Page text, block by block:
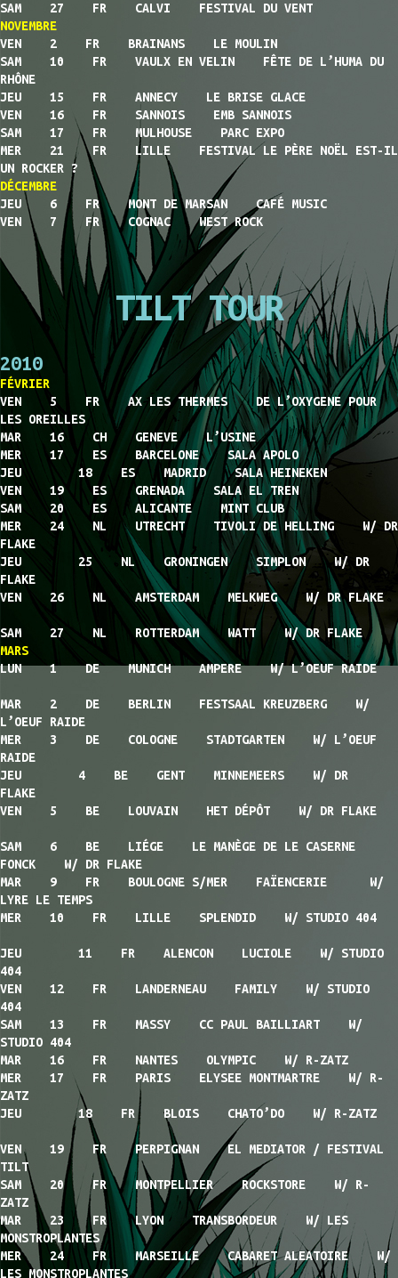
SAM 27 FR CALVI FESTIVAL DU VENT
NOVEMBRE
VEN 2 FR BRAINANS LE MOULIN
SAM 10 FR VAULX EN VELIN FÊTE DE L’HUMA DU
RHÔNE
JEU 15 FR ANNECY LE BRISE GLACE
VEN 16 FR SANNOIS EMB SANNOIS
SAM 17 FR MULHOUSE PARC EXPO
MER 21 FR LILLE FESTIVAL LE PÈRE NOËL EST-IL
UN ROCKER ?
DÉCEMBRE
JEU 6 FR MONT DE MARSAN CAFÉ MUSIC
VEN 7 FR COGNAC WEST ROCK
TILT TOUR
2010
FÉVRIER
VEN 5 FR AX LES THERMES DE L’OXYGENE POUR
LES OREILLES
MAR 16 CH GENEVE L’USINE
MER 17 ES BARCELONE SALA APOLO
JEU 18 ES MADRID SALA HEINEKEN
VEN 19 ES GRENADA SALA EL TREN
SAM 20 ES ALICANTE MINT CLUB
MER 24 NL UTRECHT TIVOLI DE HELLING W/ DR
FLAKE
JEU 25 NL GRONINGEN SIMPLON W/ DR
FLAKE
VEN 26 NL AMSTERDAM MELKWEG W/ DR FLAKE
SAM 27 NL ROTTERDAM WATT W/ DR FLAKE
MARS
LUN 1 DE MUNICH AMPERE W/ L’OEUF RAIDE
MAR 2 DE BERLIN FESTSAAL KREUZBERG W/
L’OEUF RAIDE
MER 3 DE COLOGNE STADTGARTEN W/ L’OEUF
RAIDE
JEU 4 BE GENT MINNEMEERS W/ DR
FLAKE
VEN 5 BE LOUVAIN HET DÉPÔT W/ DR FLAKE
SAM 6 BE LIÉGE LE MANÈGE DE LE CASERNE
FONCK W/ DR FLAKE
MAR 9 FR BOULOGNE S/MER FAÏENCERIE W/
LYRE LE TEMPS
MER 10 FR LILLE SPLENDID W/ STUDIO 404
JEU 11 FR ALENCON LUCIOLE W/ STUDIO
404
VEN 12 FR LANDERNEAU FAMILY W/ STUDIO
404
SAM 13 FR MASSY CC PAUL BAILLIART W/
STUDIO 404
MAR 16 FR NANTES OLYMPIC W/ R-ZATZ
MER 17 FR PARIS ELYSEE MONTMARTRE W/ R-
ZATZ
JEU 18 FR BLOIS CHATO’DO W/ R-ZATZ
VEN 19 FR PERPIGNAN EL MEDIATOR / FESTIVAL
TILT
SAM 20 FR MONTPELLIER ROCKSTORE W/ R-
ZATZ
MAR 23 FR LYON TRANSBORDEUR W/ LES
MONSTROPLANTES
MER 24 FR MARSEILLE CABARET ALEATOIRE W/
LES MONSTROPLANTES